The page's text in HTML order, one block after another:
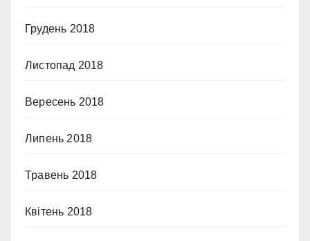
Грудень 2018
Листопад 2018
Вересень 2018
Липень 2018
Травень 2018
Квітень 2018